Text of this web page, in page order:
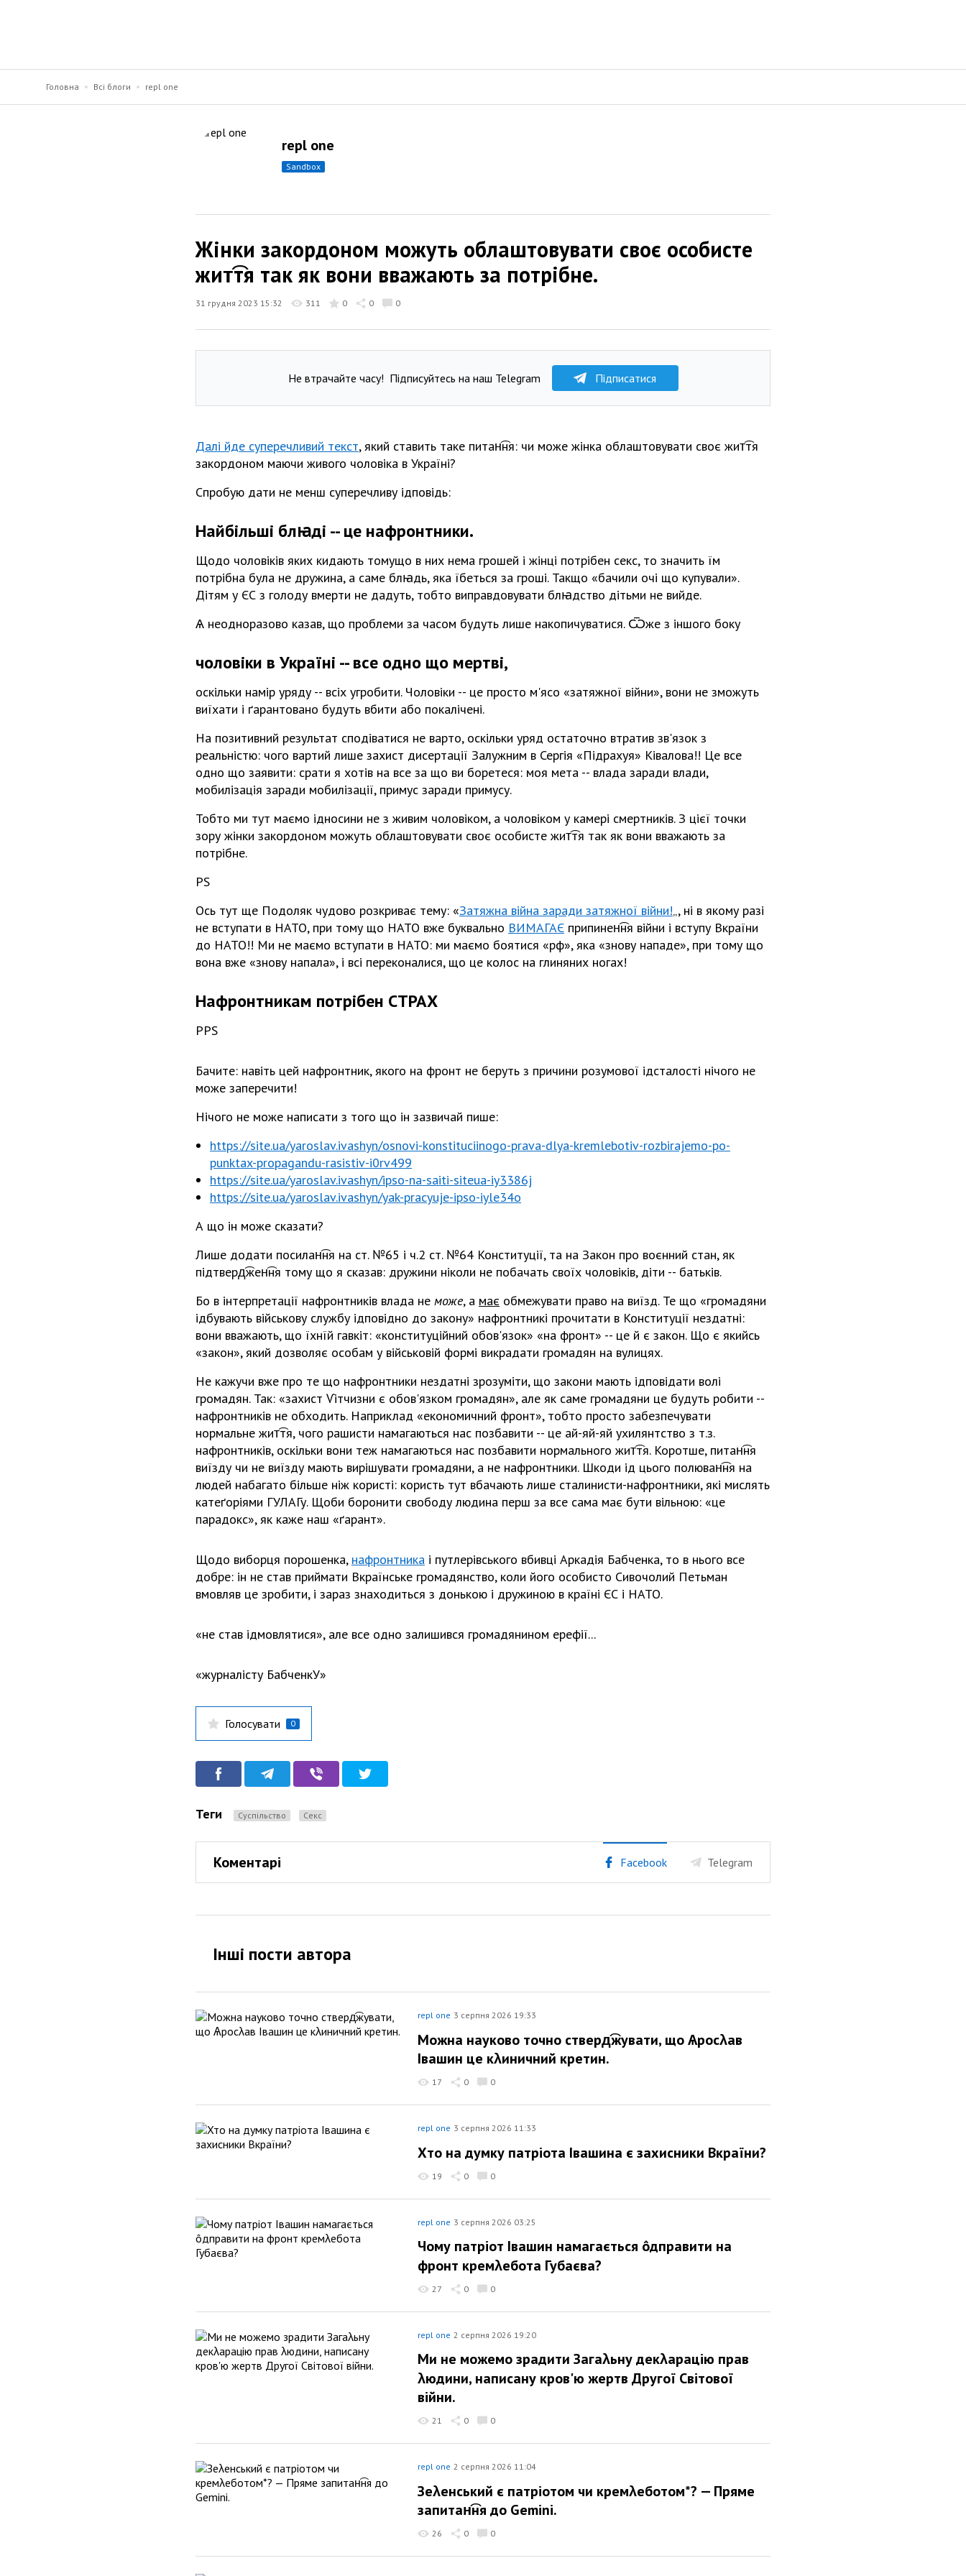
Головна Всі блоги repl one
repl one
sandbox
Жінки закордоном можуть облаштовувати своє особисте
жит͡тя так як вони вважають за потрібне.
31 грудня 2023 15:32 311 0 0 0
Не втрачайте часу! Підписуйтесь на наш Telegram Підписатися
Далі йде суперечливий текст, який ставить таке питан͡ня: чи може жінка облаштовувати своє жит͡тя
закордоном маючи живого чоловіка в Україні?
Спробую дати не менш суперечливу ѵідповідь:
Найбільші блꙗді -- це нафронтники.
Щодо чоловіків яких кидають томущо в них нема грошей і жінці потрібен секс, то значить їм
потрібна була не дружина, а саме блꙗдь, яка їбеться за гроші. Такщо «бачили очі що купували».
Дітям у ЄС з голоду вмерти не дадуть, тобто виправдовувати блꙗдство дітьми не вийде.
Ѧ неодноразово казав, що проблеми за часом будуть лише накопичуватися. Ѿже з іншого боку
чоловіки в Україні -- все одно що мертві,
оскільки намір уряду -- всіх угробити. Чоловіки -- це просто м'ясо «затяжної війни», вони не зможуть
виїхати і ґарантовано будуть вбити або покалічені.
На позитивний результат сподіватися не варто, оскільки уряд остаточно втратив зв'язок з
реальністю: чого вартий лише захист дисертації Залужним в Сергія «Підрахуя» Ківалова!! Це все
одно що заявити: срати я хотів на все за що ви боретеся: моя мета -- влада заради влади,
мобилізація заради мобилізації, примус заради примусу.
Тобто ми тут маємо ѵідносини не з живим чоловіком, а чоловіком у камері смертників. З цієї точки
зору жінки закордоном можуть облаштовувати своє особисте жит͡тя так як вони вважають за
потрібне.
PS
Ось тут ще Подоляк чудово розкриває тему: «Затяжна війна заради затяжної війни!„, ні в якому разі
не вступати в НАТО, при тому що НАТО вже буквально ВИМАГАЄ припинен͡ня війни і вступу Вкраїни
до НАТО!! Ми не маємо вступати в НАТО: ми маємо боятися «рф», яка «знову нападе», при тому що
вона вже «знову напала», і всі переконалися, що це колос на глиняних ногах!
Нафронтникам потрібен СТРАХ
PPS
Бачите: навіть цей нафронтник, якого на фронт не беруть з причини розумової ѵідсталості нічого не
може заперечити!
Нічого не може написати з того що ѵін зазвичай пише:
https://site.ua/yaroslav.ivashyn/osnovi-konstituciinogo-prava-dlya-kremlebotiv-rozbirajemo-po-
punktax-propagandu-rasistiv-i0rv499
https://site.ua/yaroslav.ivashyn/ipso-na-saiti-siteua-iy3386j
https://site.ua/yaroslav.ivashyn/yak-pracyuje-ipso-iyle34o
А що ѵін може сказати?
Лише додати посилан͡ня на ст. №65 і ч.2 ст. №64 Конституції, та на Закон про воєнний стан, як
підтверд͡жен͡ня тому що я сказав: дружини ніколи не побачать своїх чоловіків, діти -- батьків.
Бо в інтерпретації нафронтників влада не може, а має обмежувати право на виїзд. Те що «громадяни
ѵідбувають військову службу ѵідповідно до закону» нафронтникі прочитати в Конституції нездатні:
вони вважають, що їхнїй гавкіт: «конституційний обов'язок» «на фронт» -- це й є закон. Що є якийсь
«закон», який дозволяє особам у військовій формі викрадати громадян на вулицях.
Не кажучи вже про те що нафронтники нездатні зрозуміти, що закони мають ѵідповідати волі
громадян. Так: «захист Ѵітчизни є обов'язком громадян», але як саме громадяни це будуть робити --
нафронтників не обходить. Наприклад «економичний фронт», тобто просто забезпечувати
нормальне жит͡тя, чого рашисти намагаються нас позбавити -- це ай-яй-яй ухилянтство з т.з.
нафронтників, оскільки вони теж намагаються нас позбавити нормального жит͡тя. Коротше, питан͡ня
виїзду чи не виїзду мають вирішувати громадяни, а не нафронтники. Шкоди ѵід цього полюван͡ня на
людей набагато більше ніж користі: користь тут вбачають лише сталинисти-нафронтники, які мислять
катеґоріями ГУЛАГу. Щоби боронити свободу людина перш за все сама має бути вільною: «це
парадокс», як каже наш «ґарант».
Щодо виборця порошенка, нафронтника і путлерівського вбивці Аркадія Бабченка, то в нього все
добре: ѵін не став приймати Вкраїнське громадянство, коли його особисто Сивочолий Петьман
вмовляв це зробити, і зараз знаходиться з донькою і дружиною в країні ЄС і НАТО.
«не став ѵідмовлятися», але все одно залишився громадянином ерефії...
«журналісту БабченкУ»
Голосувати 0
Теги Суспільство Секс
Коментарі Facebook Telegram
Інші пости автора
repl one 3 серпня 2026 19:33
Можна науково точно стверд͡жувати, що Ѧросλав
Івашин це кλиничний кретин.
17 0 0
repl one 3 серпня 2026 11:33
Хто на думку патріота Івашина є захисники Вкраїни?
19 0 0
repl one 3 серпня 2026 03:25
Чому патріот Івашин намагається ôдправити на
фронт кремλебота Губаєва?
27 0 0
repl one 2 серпня 2026 19:20
Ми не можемо зрадити Загаλьну декλарацію прав
λюдини, написану кров'ю жертв Другої Світової
війни.
21 0 0
repl one 2 серпня 2026 11:04
Зеλенський є патріотом чи кремλеботом*? — Пряме
запитан͡ня до Gemini.
26 0 0